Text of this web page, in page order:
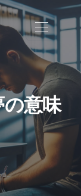
意味